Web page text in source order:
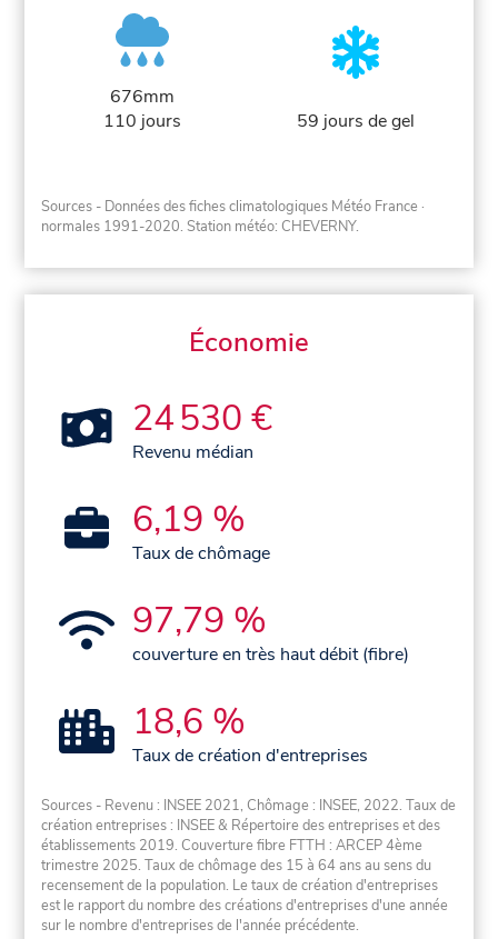
676mm
110 jours
59 jours de gel
Sources - Données des fiches climatologiques Météo France ·
normales 1991-2020. Station météo: CHEVERNY.
Économie
24 530 €
Revenu médian
6,19 %
Taux de chômage
97,79 %
couverture en très haut débit (fibre)
18,6 %
Taux de création d'entreprises
Sources - Revenu : INSEE 2021, Chômage : INSEE, 2022. Taux de
création entreprises : INSEE & Répertoire des entreprises et des
établissements 2019. Couverture fibre FTTH : ARCEP 4ème
trimestre 2025. Taux de chômage des 15 à 64 ans au sens du
recensement de la population. Le taux de création d'entreprises
est le rapport du nombre des créations d'entreprises d'une année
sur le nombre d'entreprises de l'année précédente.